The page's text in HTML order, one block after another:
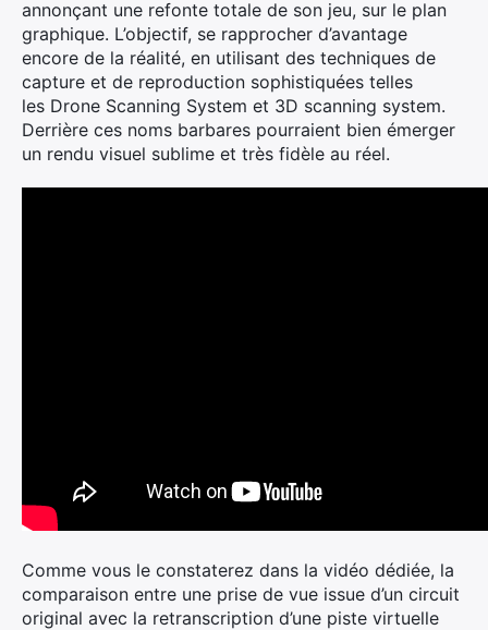
annonçant une refonte totale de son jeu, sur le plan
graphique. L’objectif, se rapprocher d’avantage
encore de la réalité, en utilisant des techniques de
capture et de reproduction sophistiquées telles
les Drone Scanning System et 3D scanning system.
Derrière ces noms barbares pourraient bien émerger
un rendu visuel sublime et très fidèle au réel.
Comme vous le constaterez dans la vidéo dédiée, la
comparaison entre une prise de vue issue d’un circuit
original avec la retranscription d’une piste virtuelle